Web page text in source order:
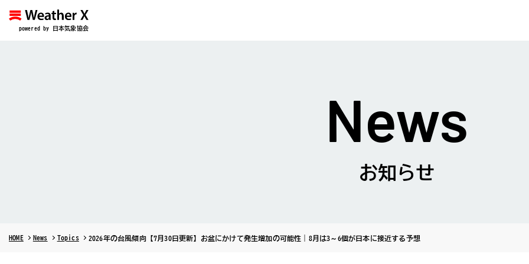
powered by 日本気象協会
News
お知らせ
HOME News Topics 2026年の台風傾向【7月30日更新】お盆にかけて発生増加の可能性｜8月は3～6個が日本に接近する予想